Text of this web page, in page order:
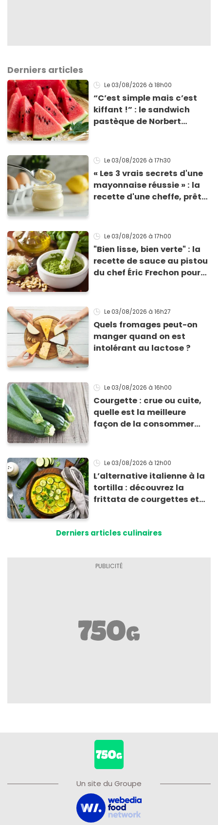
Derniers articles
Le 03/08/2026 à 18h00
“C’est simple mais c’est
kiffant !” : le sandwich
pastèque de Norbert
Le 03/08/2026 à 17h30
« Les 3 vrais secrets d'une
mayonnaise réussie » : la
recette d'une cheffe, prête
Le 03/08/2026 à 17h00
"Bien lisse, bien verte" : la
recette de sauce au pistou
du chef Éric Frechon pour
Le 03/08/2026 à 16h27
Quels fromages peut-on
manger quand on est
intolérant au lactose ?
Le 03/08/2026 à 16h00
Courgette : crue ou cuite,
quelle est la meilleure
façon de la consommer
Le 03/08/2026 à 12h00
L’alternative italienne à la
tortilla : découvrez la
frittata de courgettes et
Derniers articles culinaires
Un site du Groupe